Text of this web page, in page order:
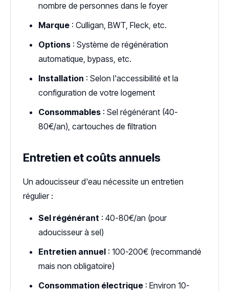
nombre de personnes dans le foyer
Marque : Culligan, BWT, Fleck, etc.
Options : Système de régénération
automatique, bypass, etc.
Installation : Selon l'accessibilité et la
configuration de votre logement
Consommables : Sel régénérant (40-
80€/an), cartouches de filtration
Entretien et coûts annuels
Un adoucisseur d'eau nécessite un entretien
régulier :
Sel régénérant : 40-80€/an (pour
adoucisseur à sel)
Entretien annuel : 100-200€ (recommandé
mais non obligatoire)
Consommation électrique : Environ 10-